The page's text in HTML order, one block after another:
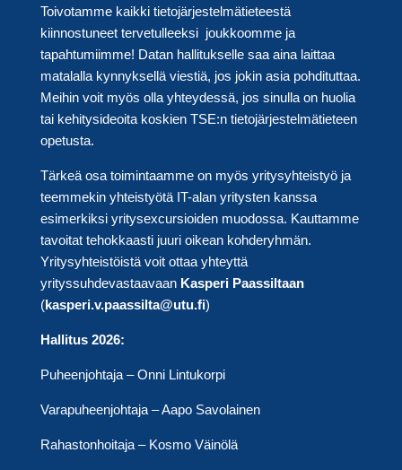
Toivotamme kaikki tietojärjestelmätieteestä
kiinnostuneet tervetulleeksi joukkoomme ja
tapahtumiimme! Datan hallitukselle saa aina laittaa
matalalla kynnyksellä viestiä, jos jokin asia pohdituttaa.
Meihin voit myös olla yhteydessä, jos sinulla on huolia
tai kehitysideoita koskien TSE:n tietojärjestelmätieteen
opetusta.
Tärkeä osa toimintaamme on myös yritysyhteistyö ja
teemmekin yhteistyötä IT-alan yritysten kanssa
esimerkiksi yritysexcursioiden muodossa. Kauttamme
tavoitat tehokkaasti juuri oikean kohderyhmän.
Yritysyhteistöistä voit ottaa yhteyttä
yrityssuhdevastaavaanKasperi Paassiltaan
(kasperi.v.paassilta@utu.fi)
Hallitus 2026:
Puheenjohtaja – Onni Lintukorpi
Varapuheenjohtaja – Aapo Savolainen
Rahastonhoitaja – Kosmo Väinölä